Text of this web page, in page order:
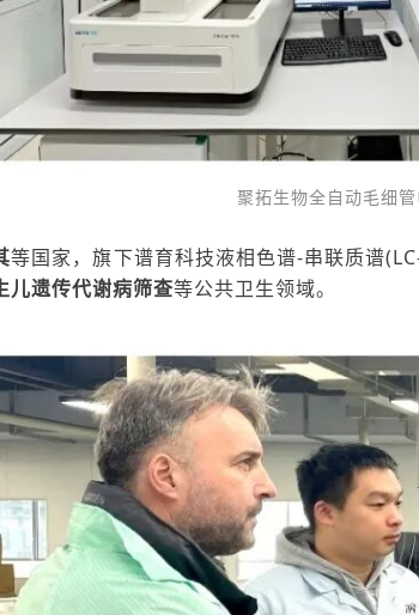
聚拓生物全自动毛细
等国家，旗下谱育科技液相色谱-串联质谱
儿遗传代谢病筛查等公共卫生领域。